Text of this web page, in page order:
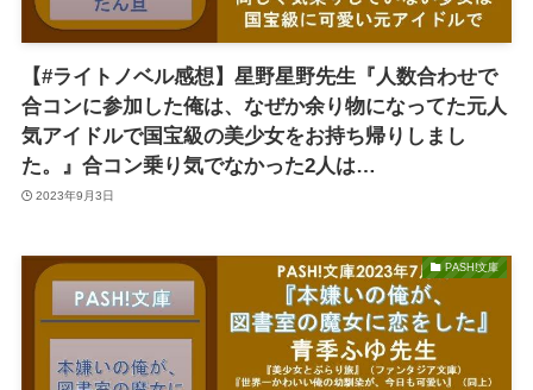
【#ライトノベル感想】星野星野先生『人数合わせで
合コンに参加した俺は、なぜか余り物になってた元人
気アイドルで国宝級の美少女をお持ち帰りしまし
た。』合コン乗り気でなかった2人は…
2023年9月3日
PASH!文庫